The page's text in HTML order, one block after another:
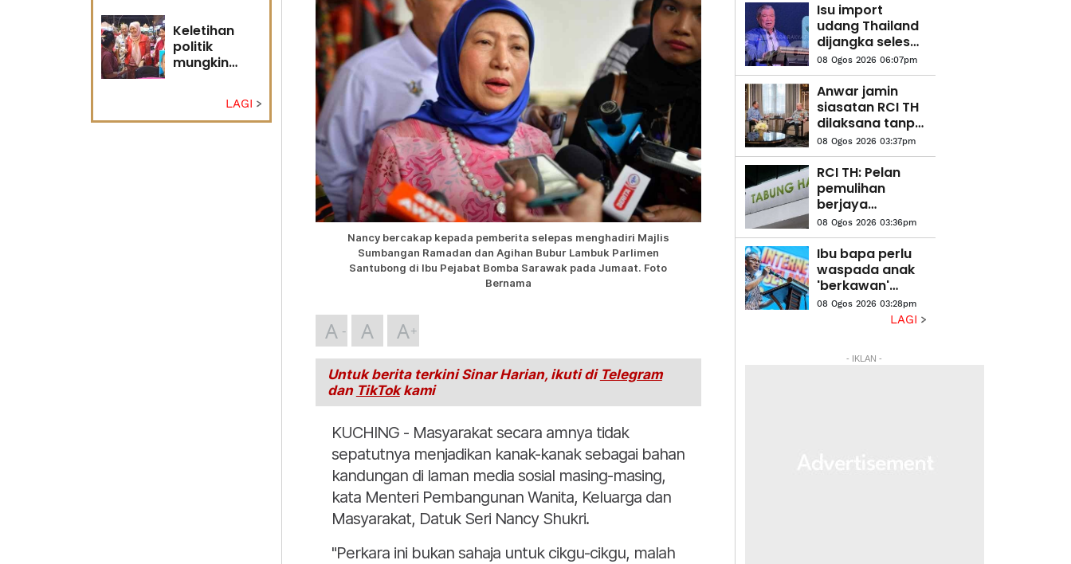
Keletihan
politik
mungkin
Penganalisis
LAGI
Nancy bercakap kepada pemberita selepas menghadiri Majlis
Sumbangan Ramadan dan Agihan Bubur Lambuk Parlimen
Santubong di Ibu Pejabat Bomba Sarawak pada Jumaat. Foto
Bernama
A A A
Untuk berita terkini Sinar Harian, ikuti di Telegram
dan TikTokkami
KUCHING - Masyarakat secara amnya tidak
sepatutnya menjadikan kanak-kanak sebagai bahan
kandungan di laman media sosial masing-masing,
kata Menteri Pembangunan Wanita, Keluarga dan
Masyarakat, Datuk Seri Nancy Shukri.
"Perkara ini bukan sahaja untuk cikgu-cikgu, malah
Isu import
udang Thailand
dijangka selesai
pertengahan
bulan ini –
Mohamad Sabu
08 Ogos 2026 06:07pm
Anwar jamin
siasatan RCI TH
dilaksana tanpa
kompromi
08 Ogos 2026 03:37pm
RCI TH: Pelan
pemulihan
berjaya
kukuhkan
kedudukan
kewangan
08 Ogos 2026 03:36pm
Ibu bapa perlu
waspada anak
'berkawan'
dengan AI -
08 Ogos 2026 03:28pm
LAGI
- IKLAN -